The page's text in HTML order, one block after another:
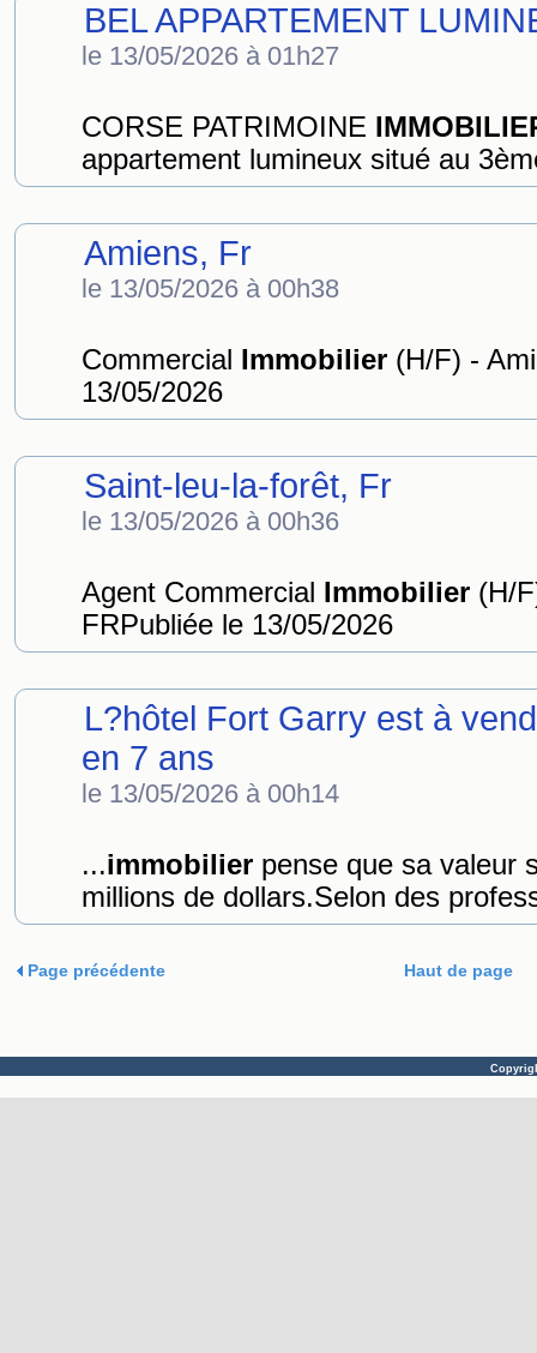
BEL APPARTEMENT
le 13/05/2026 à 01h27
CORSE PATRIMOINE
appartement lumineux situé au
Amiens, Fr
le 13/05/2026 à 00h38
Commercial Immobilier (H/F) -
13/05/2026
Saint-leu-la-forêt, Fr
le 13/05/2026 à 00h36
Agent Commercial Immobilier (H/
FRPubliée le 13/05/2026
L?hôtel Fort Garry est à
en 7 ans
le 13/05/2026 à 00h14
...immobilier pense que sa valeur
millions de dollars.Selon des
Page précédente Haut de page